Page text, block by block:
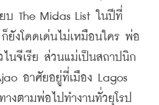
บ The Midas List ในปีที่
งโดดเด่นไม่เหมือนใคร พ่อ
ไนจีเรีย ส่วนแม่เป็นสถาปนิก
อาศัยอยู่ที่เมือง Lagos
งตามพ่อไปทำงานทั่วยุโรป